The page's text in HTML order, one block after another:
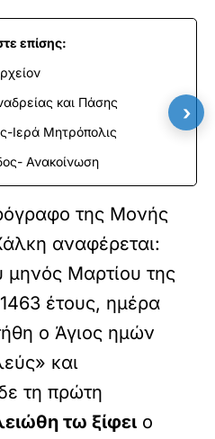
επίσης:
και Πάσης
Ιερά Μητρόπολις
Ανακοίνωση
της Μονής
αναφέρεται:
μηνός Μαρτίου της
1463 έτους, ημέρα
ο Άγιος ημών
και
τη πρώτη
τω ξίφει ο
›